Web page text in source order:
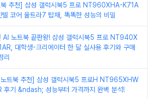
추천] 삼성 갤럭시북5 프로 NT960XHA-K71A
코어 울트라7 탑재, 똑똑한 성능의 비밀
노트북 끝판왕! 삼성 갤럭시북5 프로 NT940X
대학생-크리에이터 한 달 실사용 후기와 구매
리
트북 추천] 삼성 갤럭시북5 프로H NT965XHW
후기 &ndash; 성능부터 가격까지 완벽 분석!